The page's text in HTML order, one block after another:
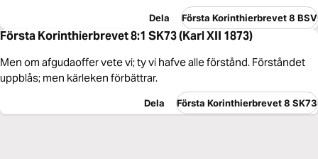
Dela Första Korinthierbrevet 8 BSV
Första Korinthierbrevet 8:1 SK73 (Karl XII 1873)
Men om afgudaoffer vete vi; ty vi hafve alle förstånd. Förståndet
uppblås; men kärleken förbättrar.
Dela Första Korinthierbrevet 8 SK73